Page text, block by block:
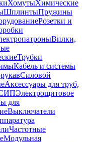
ХомутыХимические
ШплинтыПружины
Розетки и
Вилки,
Трубки
Кабель и системы
Силовой
Аксессуары для труб,
Электрощитовое
для
Выключатели
Частотные
Модульная